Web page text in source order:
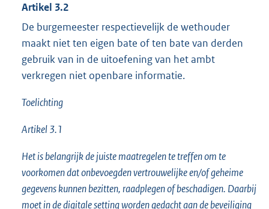
Artikel 3.2
De burgemeester respectievelijk de wethouder
maakt niet ten eigen bate of ten bate van derden
gebruik van in de uitoefening van het ambt
verkregen niet openbare informatie.
Toelichting
Artikel 3.1
Het is belangrijk de juiste maatregelen te treffen om te
voorkomen dat onbevoegden vertrouwelijke en/of geheime
gegevens kunnen bezitten, raadplegen of beschadigen. Daarbij
moet in de digitale setting worden gedacht aan de beveiliging